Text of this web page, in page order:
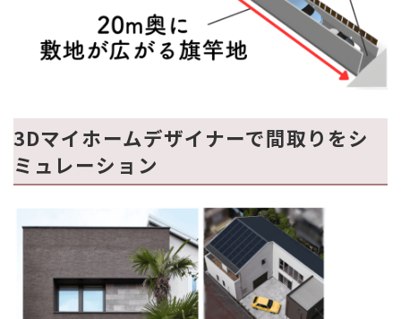
3Dマイホームデザイナーで間取りをシ
ミュレーション